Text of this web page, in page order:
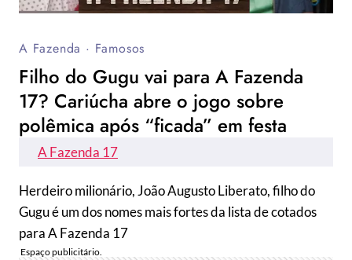
A Fazenda · Famosos
Filho do Gugu vai para A Fazenda
17? Cariúcha abre o jogo sobre
polêmica após “ficada” em festa
A Fazenda 17
Herdeiro milionário, João Augusto Liberato, filho do
Gugu é um dos nomes mais fortes da lista de cotados
para A Fazenda 17